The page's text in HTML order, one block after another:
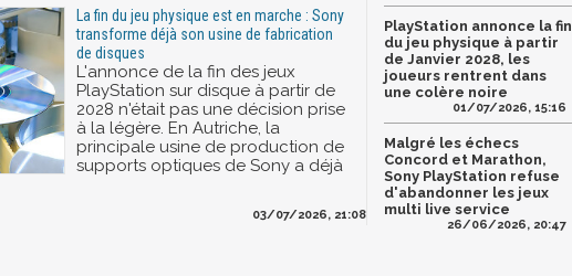
La fin du jeu physique est en marche : Sony
transforme déjà son usine de fabrication
de disques
L'annonce de la fin des jeux
PlayStation sur disque à partir de
2028 n'était pas une décision prise
à la légère. En Autriche, la
principale usine de production de
supports optiques de Sony a déjà
03/07/2026, 21:08
PlayStation annonce la fin
du jeu physique à partir
de Janvier 2028, les
joueurs rentrent dans
une colère noire
01/07/2026, 15:16
Malgré les échecs
Concord et Marathon,
Sony PlayStation refuse
d'abandonner les jeux
multi live service
26/06/2026, 20:47